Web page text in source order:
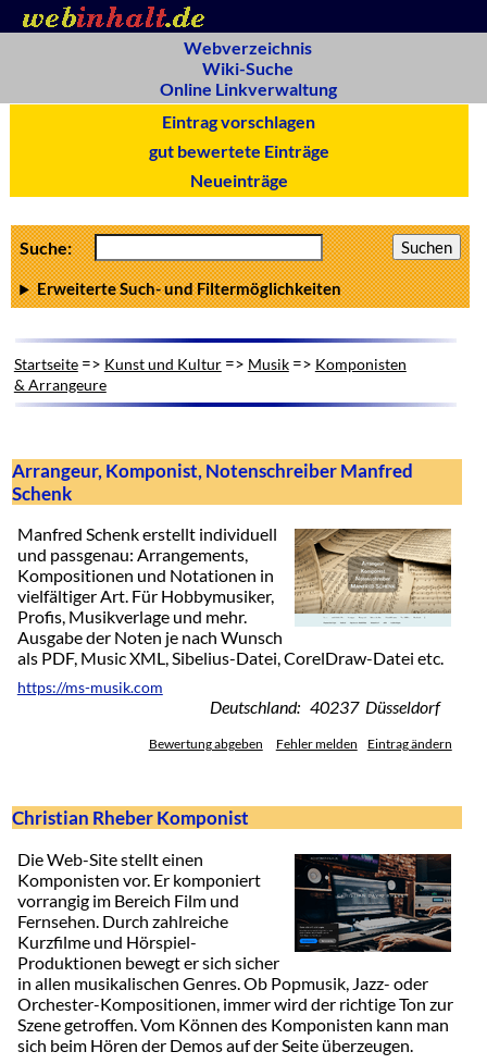
Webverzeichnis
Wiki-Suche
Online Linkverwaltung
Eintrag vorschlagen
gut bewertete Einträge
Neueinträge
Suche:
Erweiterte Such- und Filtermöglichkeiten
Startseite=> Kunst und Kultur=> Musik=> Komponisten
& Arrangeure
Arrangeur, Komponist, Notenschreiber Manfred
Schenk
Manfred Schenk erstellt individuell
und passgenau: Arrangements,
Kompositionen und Notationen in
vielfältiger Art. Für Hobbymusiker,
Profis, Musikverlage und mehr.
Ausgabe der Noten je nach Wunsch
als PDF, Music XML, Sibelius-Datei, CorelDraw-Datei etc.
https://ms-musik.com
Deutschland: 40237 Düsseldorf
Bewertung abgeben Fehler melden Eintrag ändern
Christian Rheber Komponist
Die Web-Site stellt einen
Komponisten vor. Er komponiert
vorrangig im Bereich Film und
Fernsehen. Durch zahlreiche
Kurzfilme und Hörspiel-
Produktionen bewegt er sich sicher
in allen musikalischen Genres. Ob Popmusik, Jazz- oder
Orchester-Kompositionen, immer wird der richtige Ton zur
Szene getroffen. Vom Können des Komponisten kann man
sich beim Hören der Demos auf der Seite überzeugen.